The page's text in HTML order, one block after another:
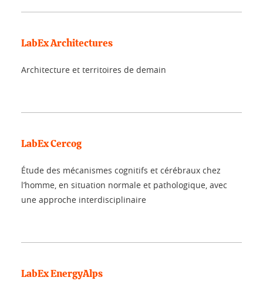
LabEx Architectures
Architecture et territoires de demain
LabEx Cercog
Étude des mécanismes cognitifs et cérébraux chez
l’homme, en situation normale et pathologique, avec
une approche interdisciplinaire
LabEx EnergyAlps